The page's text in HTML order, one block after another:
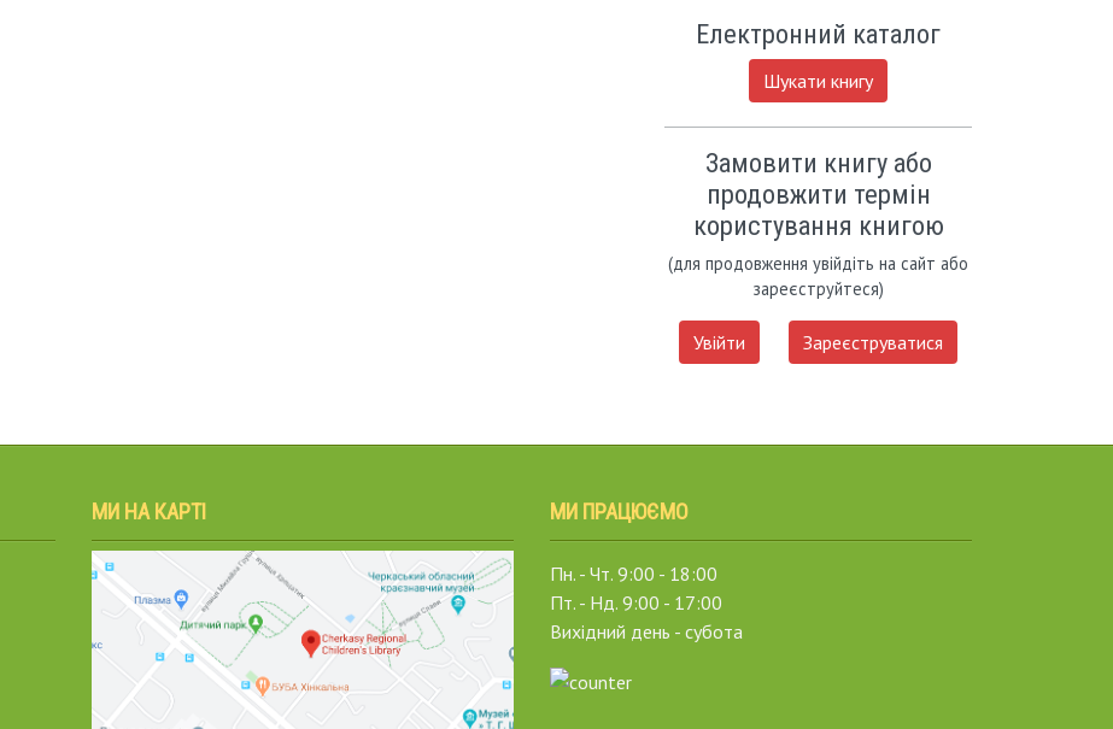
Електронний каталог
Шукати книгу
Замовити книгу або
продовжити термін
користування книгою
(для продовження увійдіть на сайт або
зареєструйтеся)
Увійти Зареєструватися
МИ НА КАРТІ МИ ПРАЦЮЄМО
Пн. - Чт. 9:00 - 18:00
Пт. - Нд. 9:00 - 17:00
Вихідний день - субота